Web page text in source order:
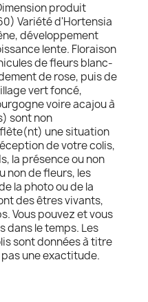
produit
Variété d'Hortensia
développement
lente. Floraison
de fleurs blanc-
de rose, puis de
vert foncé,
voire acajou à
sont non
une situation
de votre colis,
la présence ou non
non de fleurs, les
la photo ou de la
des êtres vivants,
Vous pouvez et vous
dans le temps. Les
sont données à titre
une exactitude.